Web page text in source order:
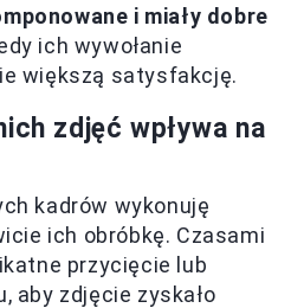
i miały dobre
ich wywołanie
większą satysfakcję.
zdjęć wpływa na
kadrów wykonuję
ich obróbkę. Czasami
przycięcie lub
aby zdjęcie zyskało